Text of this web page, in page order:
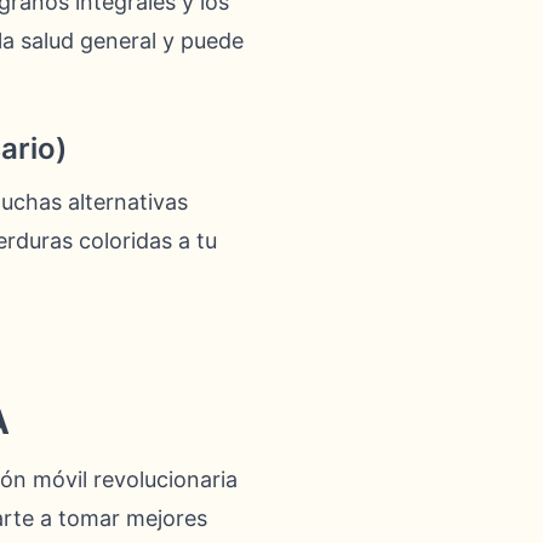
salud general y puede
alternativas
coloridas a tu
móvil revolucionaria
a tomar mejores